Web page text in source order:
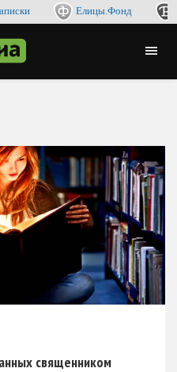
Елицы.Фонд
священником